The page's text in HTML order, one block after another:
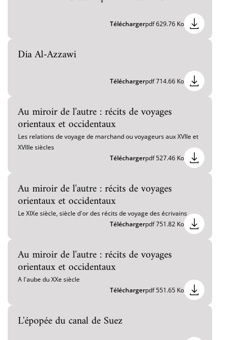
Téléchargerpdf 629.76 Ko
Dia Al-Azzawi
Téléchargerpdf 714.66 Ko
Au miroir de l'autre : récits de voyages
orientaux et occidentaux
Les relations de voyage de marchand ou voyageurs aux XVIIe et
XVIIIe siècles
Téléchargerpdf 527.46 Ko
Au miroir de l'autre : récits de voyages
orientaux et occidentaux
Le XIXe siècle, siècle d'or des récits de voyage des écrivains
Téléchargerpdf 751.82 Ko
Au miroir de l'autre : récits de voyages
orientaux et occidentaux
A l'aube du XXe siècle
Téléchargerpdf 551.65 Ko
L'épopée du canal de Suez